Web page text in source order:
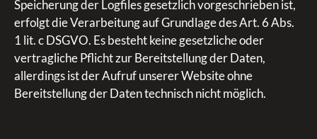
Speicherung der Logfiles gesetzlich vorgeschrieben ist,
erfolgt die Verarbeitung auf Grundlage des Art. 6 Abs.
1 lit. c DSGVO. Es besteht keine gesetzliche oder
vertragliche Pflicht zur Bereitstellung der Daten,
allerdings ist der Aufruf unserer Website ohne
Bereitstellung der Daten technisch nicht möglich.